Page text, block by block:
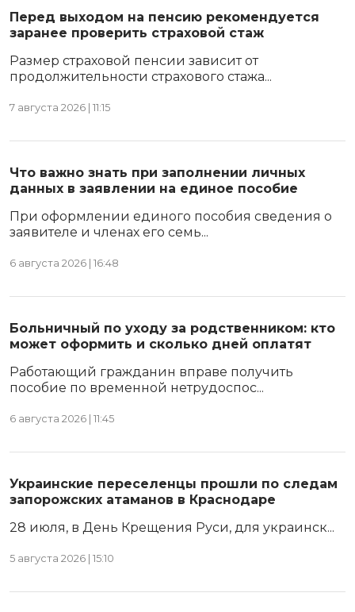
Перед выходом на пенсию рекомендуется
заранее проверить страховой стаж
Размер страховой пенсии зависит от
продолжительности страхового стажа...
7 августа 2026 | 11:15
Что важно знать при заполнении личных
данных в заявлении на единое пособие
При оформлении единого пособия сведения о
заявителе и членах его семь...
6 августа 2026 | 16:48
Больничный по уходу за родственником: кто
может оформить и сколько дней оплатят
Работающий гражданин вправе получить
пособие по временной нетрудоспос...
6 августа 2026 | 11:45
Украинские переселенцы прошли по следам
запорожских атаманов в Краснодаре
28 июля, в День Крещения Руси, для украинск...
5 августа 2026 | 15:10